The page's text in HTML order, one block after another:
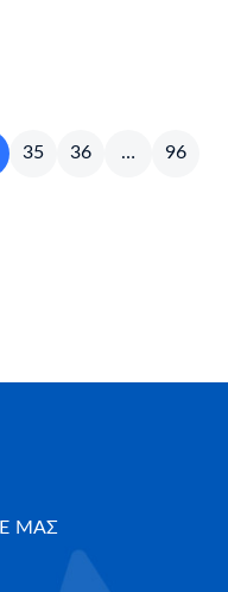
35 36 … 96
ΜΑΣ